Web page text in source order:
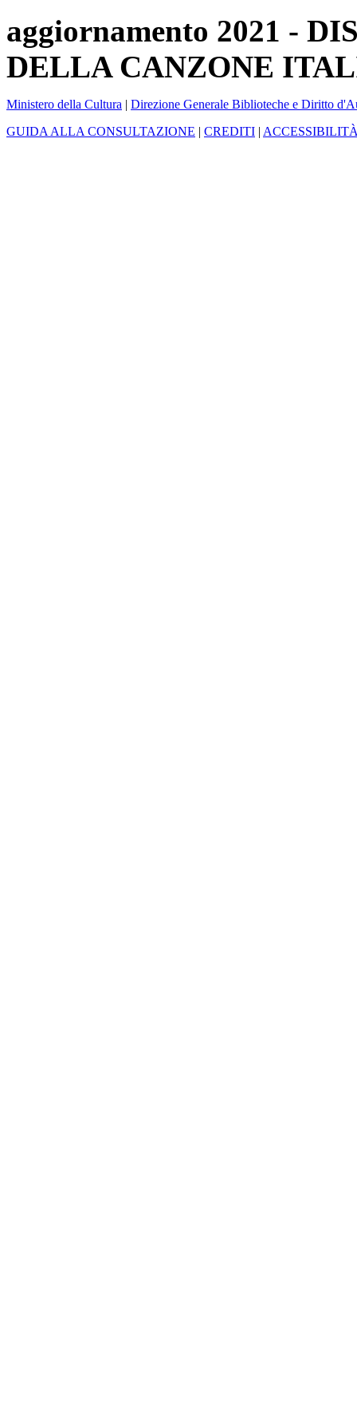
aggiornamento 2021 -
DELLA CANZONE
Ministero della Cultura | Direzione Generale Biblioteche e Diritto
GUIDA ALLA CONSULTAZIONE | CREDITI |